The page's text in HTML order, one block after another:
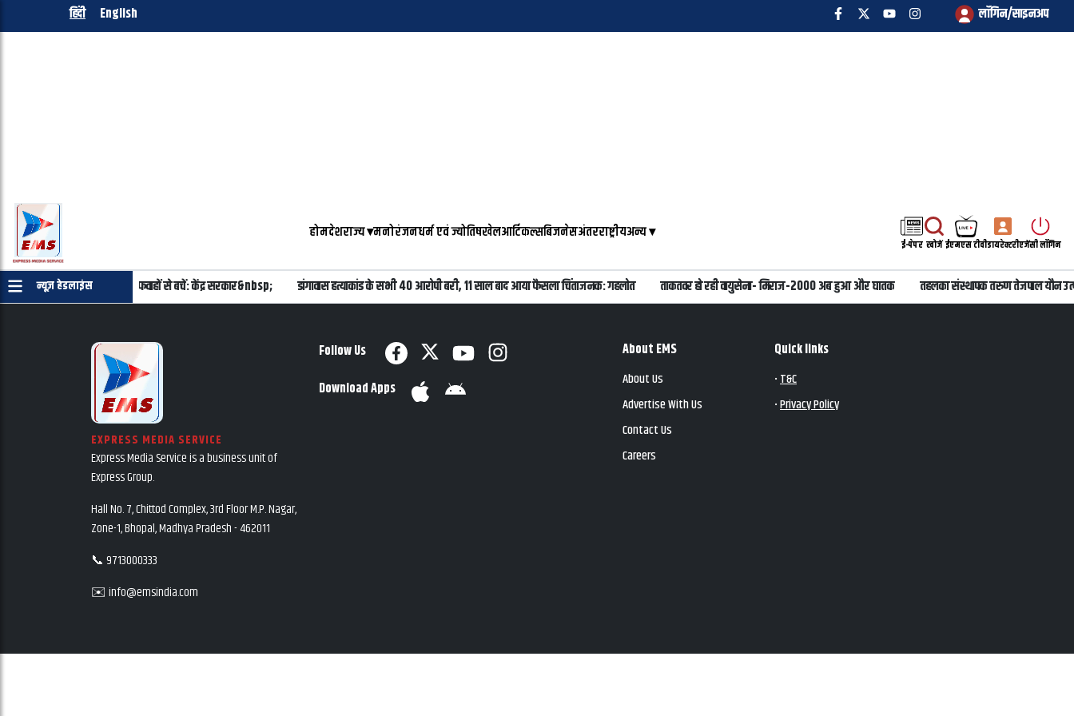
हिंदी English लॉगिन/साइनअप
होमदेशराज्य▾मनोरंजनधर्म एवं ज्योतिषखेलआर्टिकल्सबिजनेसअंतरराष्ट्रीयअन्य▾
ई-पेपर खोजें ईएमएस टीवीडायरेक्टरीएजेंसी लॉगिन
न्यूज़ हेडलाइंस
मिलाने का कोई प्रस्ताव नहीं, अफवाहों से बचें: केंद्र सरकार&nbsp; डांगावास हत्याकांड के सभी 40 आरोपी बरी, 11 साल बाद आया फैसला चिंताजनक: गहलोत ताकतवर हो रही वायुसेना- मिराज-2000 अब हुआ और घातक तहलका संस्थापक तरुण तेजपाल यौन
EXPRESS MEDIA SERVICE
Express Media Service is a business unit of
Express Group.
Hall No. 7, Chittod Complex, 3rd Floor M.P. Nagar,
Zone-1, Bhopal, Madhya Pradesh - 462011
📞 9713000333
✉️ info@emsindia.com
Follow Us
Download Apps
About EMS
About Us
Advertise With Us
Contact Us
Careers
Quick links
•T&C
•Privacy Policy